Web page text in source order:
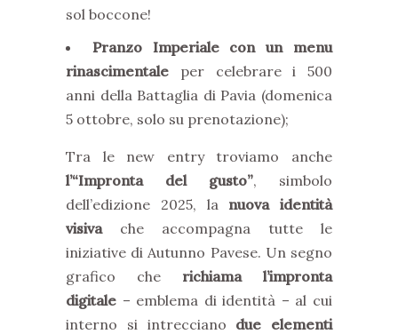
sol boccone!
Pranzo Imperiale con un menu
rinascimentale per celebrare i 500
anni della Battaglia di Pavia (domenica
5 ottobre, solo su prenotazione);
Tra le new entry troviamo anche
l’“Impronta del gusto”, simbolo
dell’edizione 2025, la nuova identità
visivache accompagna tutte le
iniziative di Autunno Pavese. Un segno
grafico che richiama l’impronta
digitale – emblema di identità – al cui
interno si intrecciano due elementi